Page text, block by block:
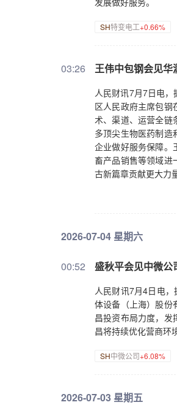
SH特变电工+0.66%
03:26 王伟中包钢会见华
人民财讯7月7日电
区人民政府主席包钢
术、渠道、运营全链
多顶尖生物医药制造
企业做好服务保障。
畜产品销售等领域进
古新篇章贡献更大力
2026-07-04 星期六
00:52 盛秋平会见中微公
人民财讯7月4日电
体设备（上海）股份
昌投资布局力度，发
昌将持续优化营商环
SH中微公司+6.08%
2026-07-03 星期五